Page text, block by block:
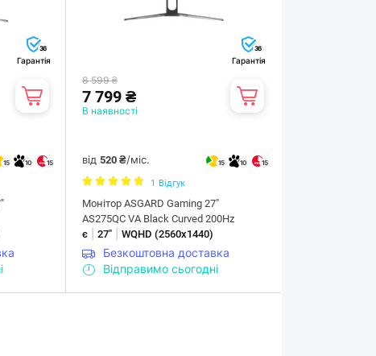
36
Гарантія
15 10 15
36
Гарантія
8 599 ₴
7 799 ₴
В наявності
від520 ₴/міс. 15 10 15
1 Відгук
Монітор ASGARD Gaming 27"
AS275QC VA Black Curved 200Hz
є |27" |WQHD (2560х1440)
Безкоштовна доставка
Відправимо сьогодні